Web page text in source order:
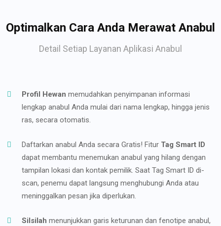
Optimalkan Cara Anda Merawat Anabul
Detail Setiap Layanan Aplikasi Anabul
Profil Hewan memudahkan penyimpanan informasi
lengkap anabul Anda mulai dari nama lengkap, hingga jenis
ras, secara otomatis.
Daftarkan anabul Anda secara Gratis! Fitur Tag Smart ID
dapat membantu menemukan anabul yang hilang dengan
tampilan lokasi dan kontak pemilik. Saat Tag Smart ID di-
scan, penemu dapat langsung menghubungi Anda atau
meninggalkan pesan jika diperlukan.
Silsilah menunjukkan garis keturunan dan fenotipe anabul,